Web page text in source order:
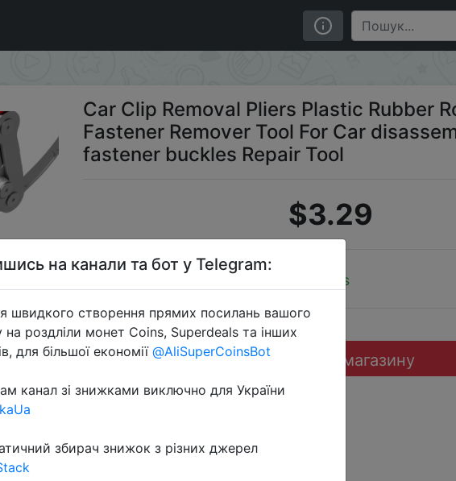
Nail Fastener Remover Tool For Car disassembling fastener buckles
Car Clip Removal Pliers Plastic Rubber
Fastener Remover Tool For Car
fastener buckles Repair Tool
$3.29
Coins
Перейти до магазину
на канали та бот у Telegram:
швидкого створення прямих посилань вашого
на роздліли монет Coins, Superdeals та інших
для більшої економії @AliSuperCoinsBot
канал зі знижками виключно для України
збирач знижок з різних джерел